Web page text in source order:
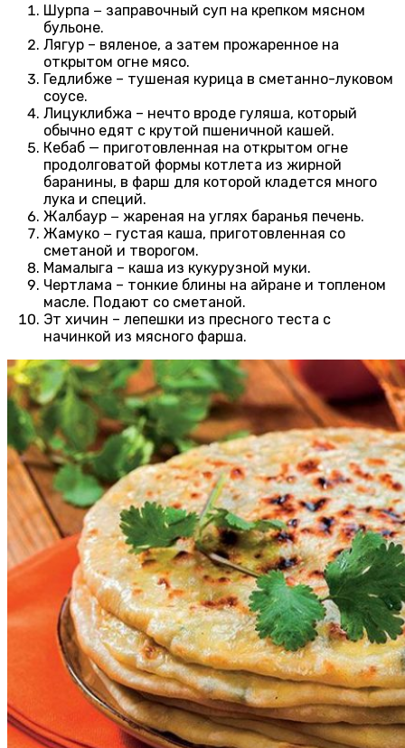
Шурпа − заправочный суп на крепком мясном
бульоне.
Лягур – вяленое, а затем прожаренное на
открытом огне мясо.
Гедлибже – тушеная курица в сметанно-луковом
соусе.
Лицуклибжа – нечто вроде гуляша, который
обычно едят с крутой пшеничной кашей.
Кебаб — приготовленная на открытом огне
продолговатой формы котлета из жирной
баранины, в фарш для которой кладется много
лука и специй.
Жалбаур − жареная на углях баранья печень.
Жамуко − густая каша, приготовленная со
сметаной и творогом.
Мамалыга – каша из кукурузной муки.
Чертлама – тонкие блины на айране и топленом
масле. Подают со сметаной.
Эт хичин – лепешки из пресного теста с
начинкой из мясного фарша.